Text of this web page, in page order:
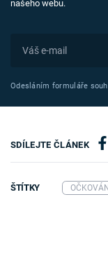
našeho webu.
Odesláním formuláře
SDÍLEJTE ČLÁNEK
ŠTÍTKY OČKOVÁNÍ